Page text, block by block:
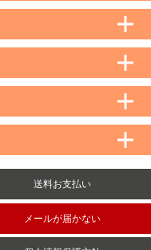
沖縄・離島など一部地域
送料お支払い
メールが届かない